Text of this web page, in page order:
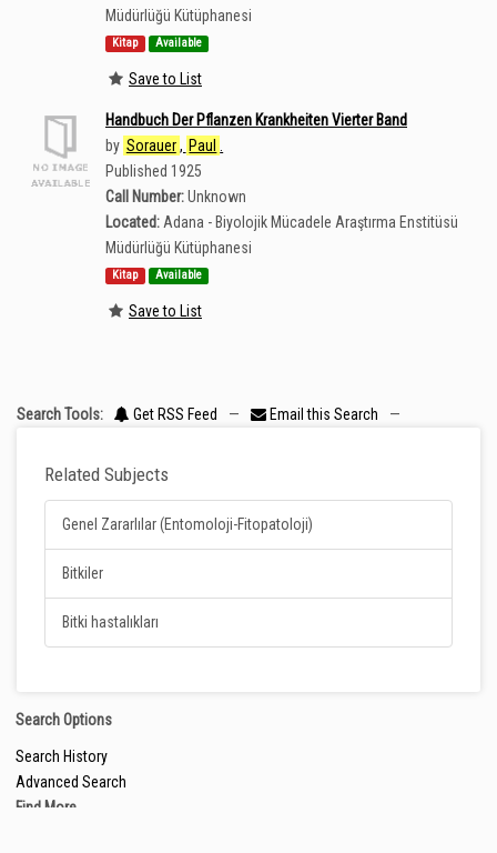
Müdürlüğü Kütüphanesi
Kitap Available
Save to List
Handbuch Der Pflanzen Krankheiten Vierter Band
by Sorauer , Paul
Published 1925
Call Number:Unknown
Located: Adana - Biyolojik Mücadele Araştırma Enstitüsü
Müdürlüğü Kütüphanesi
Kitap Available
Save to List
Search Tools: Get RSS Feed — Email this Search —
Related Subjects
Genel Zararlılar (Entomoloji-Fitopatoloji)
Bitkiler
Bitki hastalıkları
Search Options
Search History
Advanced Search
Find More